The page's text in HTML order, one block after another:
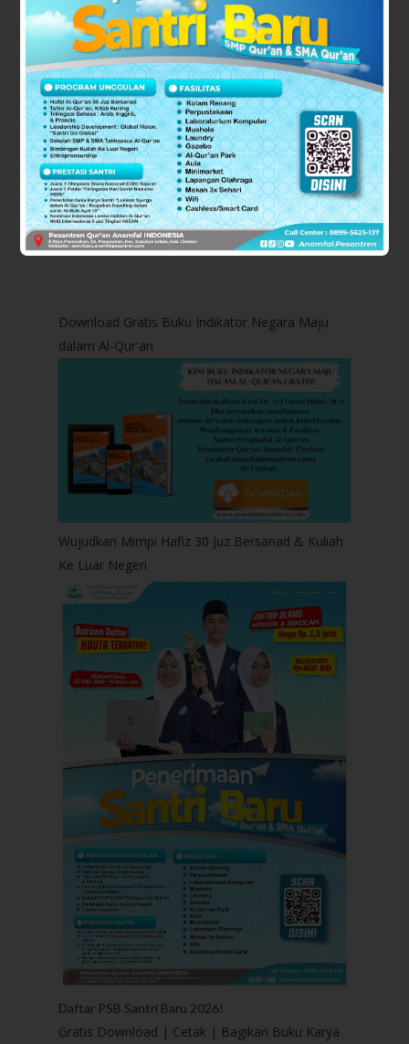
PENTING! HALAL BI HALAL
SEKALIGUS H...
0 KOMENTAR
Download Gratis Buku Indikator Negara Maju
dalam Al-Qur'an
Wujudkan Mimpi Hafiz 30 Juz Bersanad & Kuliah
Ke Luar Negeri
Daftar PSB Santri Baru 2026!
Gratis Download | Cetak | Bagikan Buku Karya